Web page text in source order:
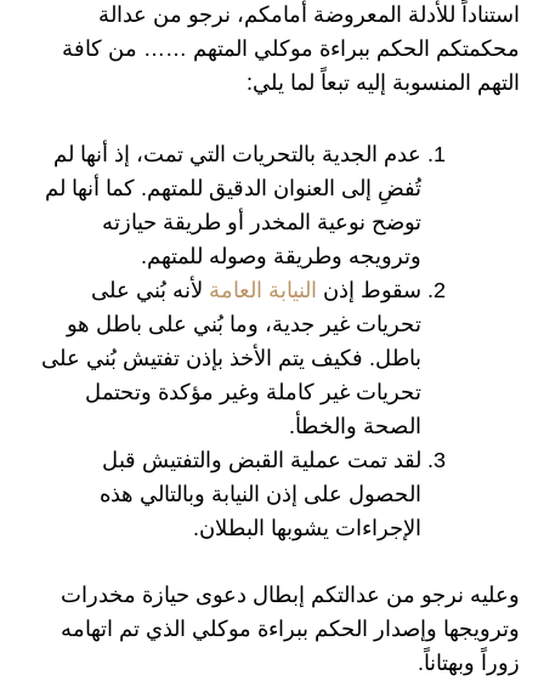
استناداً للأدلة المعروضة أمامكم، نرجو من عدالة
محكمتكم الحكم ببراءة موكلي المتهم …… من كافة
التهم المنسوبة إليه تبعاً لما يلي:
عدم الجدية بالتحريات التي تمت، إذ أنها لم
تُفضِ إلى العنوان الدقيق للمتهم. كما أنها لم
توضح نوعية المخدر أو طريقة حيازته
وترويجه وطريقة وصوله للمتهم.
سقوط إذن النيابة العامة لأنه بُني على
تحريات غير جدية، وما بُني على باطل هو
باطل. فكيف يتم الأخذ بإذن تفتيش بُني على
تحريات غير كاملة وغير مؤكدة وتحتمل
الصحة والخطأ.
لقد تمت عملية القبض والتفتيش قبل
الحصول على إذن النيابة وبالتالي هذه
الإجراءات يشوبها البطلان.
وعليه نرجو من عدالتكم إبطال دعوى حيازة مخدرات
وترويجها وإصدار الحكم ببراءة موكلي الذي تم اتهامه
زوراً وبهتاناً.